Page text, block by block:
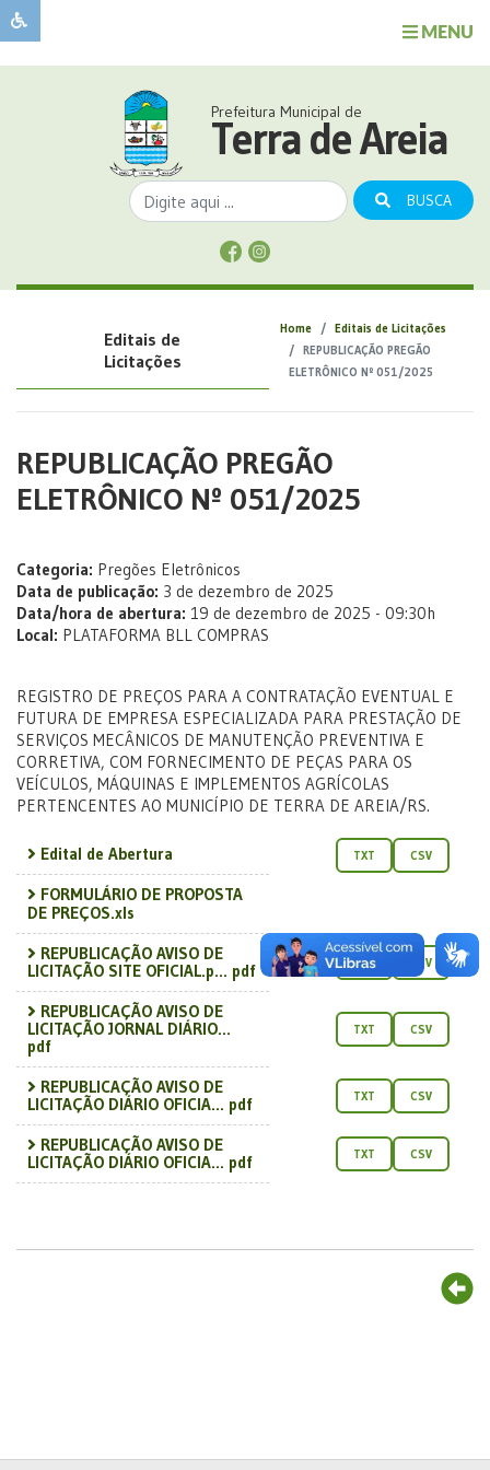
MENU
Sobre
Sobre
Prefeitura Municipal de
Terra de Areia
BUSCA
Editais de
Licitações
Home
Editais de Licitações
REPUBLICAÇÃO PREGÃO
ELETRÔNICO Nº 051/2025
REPUBLICAÇÃO PREGÃO
ELETRÔNICO Nº 051/2025
Categoria: Pregões Eletrônicos
Data de publicação: 3 de dezembro de 2025
Data/hora de abertura: 19 de dezembro de 2025 - 09:30h
Local: PLATAFORMA BLL COMPRAS
REGISTRO DE PREÇOS PARA A CONTRATAÇÃO EVENTUAL E
FUTURA DE EMPRESA ESPECIALIZADA PARA PRESTAÇÃO DE
SERVIÇOS MECÂNICOS DE MANUTENÇÃO PREVENTIVA E
CORRETIVA, COM FORNECIMENTO DE PEÇAS PARA OS
VEÍCULOS, MÁQUINAS E IMPLEMENTOS AGRÍCOLAS
PERTENCENTES AO MUNICÍPIO DE TERRA DE AREIA/RS.
Edital de Abertura TXT CSV
FORMULÁRIO DE PROPOSTA
DE PREÇOS.xls
REPUBLICAÇÃO AVISO DE
LICITAÇÃO SITE OFICIAL.p... pdf
TXT CSV
REPUBLICAÇÃO AVISO DE
LICITAÇÃO JORNAL DIÁRIO...
pdf
TXT CSV
REPUBLICAÇÃO AVISO DE
LICITAÇÃO DIÁRIO OFICIA... pdf
TXT CSV
REPUBLICAÇÃO AVISO DE
LICITAÇÃO DIÁRIO OFICIA... pdf
TXT CSV